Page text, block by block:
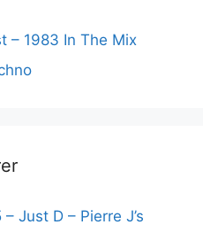
– 1983 In The Mix
Just D – Pierre J’s